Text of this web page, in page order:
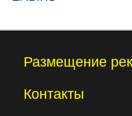
Размещение
Контакты